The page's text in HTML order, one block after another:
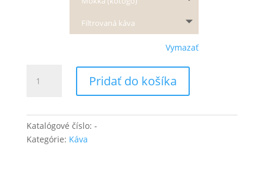
Filtrovaná káva
Vymazať
KÁVOVÁ
PERMANENTKA
káva
vo
Pridať do košíka
Katalógové číslo: -
Kategórie: Káva